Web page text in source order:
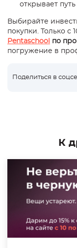
открывает путь
Выбирайте
покупки. Только с
Pentaschool
по
погружение в
Поделиться в
К